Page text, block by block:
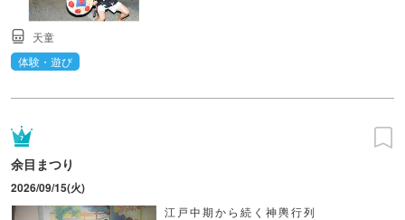
天童
体験・遊び
余目まつり
2026/09/15(火)
江戸中期から続く神輿行列